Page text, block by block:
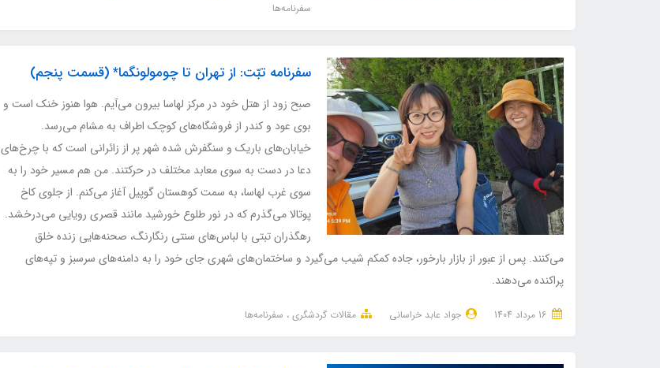
سفرنامه‌ها
سفرنامه تبّت: از تهران تا چومولونگما* (قسمت پنجم)
صبح زود از هتل خود در مرکز لهاسا بیرون می‌آیم. هوا هنوز خنک است و
بوی عود و کندر از فروشگاه‌های کوچک اطراف به مشام می‌رسد.
خیابان‌های باریک و سنگفرش شده شهر پر از زائرانی است که با چرخ‌های
دعا در دست به سوی معابد مختلف در حرکتند. من هم مسیر خود را به
سوی غرب لهاسا، به سمت کوهستان گوپیل آغاز می‌کنم. از جلوی کاخ
پوتالا می‌گذرم که در نور طلوع خورشید مانند قصری رویایی می‌درخشد.
رهگذران تبتی با لباس‌های سنتی رنگارنگ، صحنه‌هایی زنده خلق
می‌کنند. پس از عبور از بازار بارخور، جاده کمکم شیب می‌گیرد و ساختمان‌های شهری جای خود را به دامنه‌های سرسبز و تپه‌های
پراکنده می‌دهند.
جواد عابد خراسانی مقالات گردشگری سفرنامه‌ها